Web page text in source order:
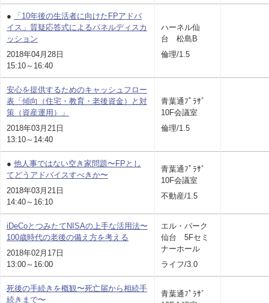
●
「10年後の生活者に向けたFPアドバ
イス」質疑応答式によるパネルディスカ
ッション
2018年04月28日
15:10～16:40
ハーネル仙
台 松島B
倫理/1.5
安心を提供するためのキャッシュフロー
表「傾向（住宅・教育・老後資金）と対
策（資産運用）」
2018年03月21日
13:10～14:40
青葉通ﾌﾟﾗｻﾞ
10F会議室
倫理/1.5
● 他人事ではない空き家問題〜FPとし
てどうアドバイスすべきか〜
2018年03月21日
14:40～16:10
青葉通ﾌﾟﾗｻﾞ
10F会議室
不動産/1.5
iDeCoとつみたてNISAの上手な活用法〜
100歳時代の老後の備え方を考える
2018年02月17日
13:00～16:00
エル・パーク
仙台 5Fセミ
ナーホール
ライフ/3.0
死後の手続きを概観〜死亡届から相続手
続きまで〜
青葉通ﾌﾟﾗｻﾞ